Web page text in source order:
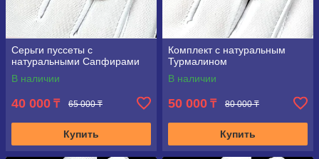
Серьги пуссеты с
натуральными Сапфирами
В наличии
40 000 ₸ 65 000 ₸
Купить
Комплект с натуральным
Турмалином
В наличии
50 000 ₸ 80 000 ₸
Купить